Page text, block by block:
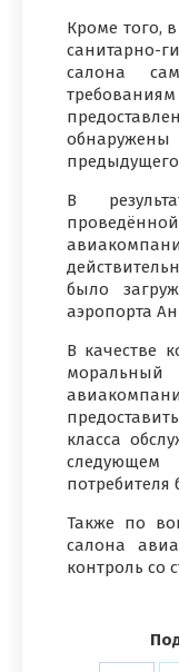
Кроме того,
салона
В
было
аэропорта
В качестве
класса
Также по
салона
контроль со